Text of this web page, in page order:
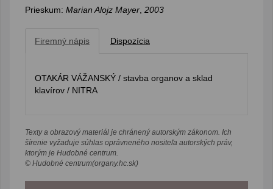
Prieskum: Marian Alojz Mayer 2003
Firemný nápis Dispozícia
OTAKÁR VÁŽANSKÝ / stavba organov a sklad
klavírov / NITRA
Texty a obrazový materiál je chránený autorským zákonom. Ich
šírenie vyžaduje súhlas oprávneného nositeľa autorských práv,
ktorým je Hudobné centrum.
© Hudobné centrum(organy.hc.sk)